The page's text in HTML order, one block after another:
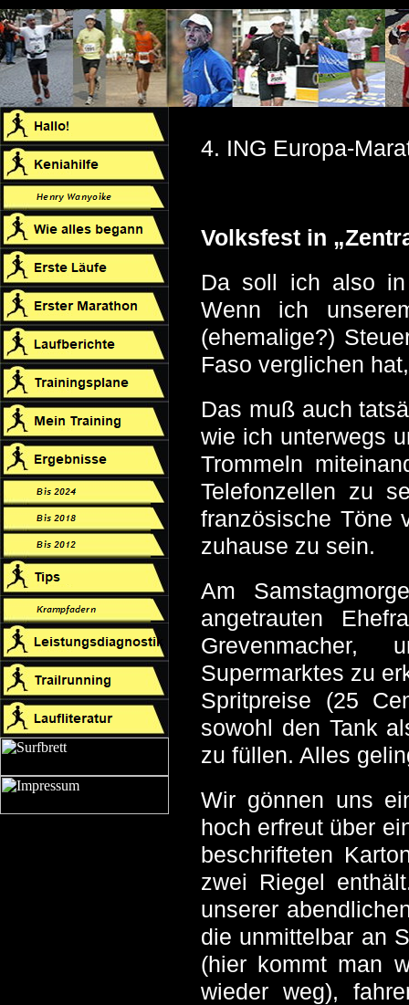
4. ING Europa-
Volksfest in
Da soll ich also in
Wenn ich
(ehemalige?)
Faso verglichen
Das muß auch
wie ich unterwegs
Trommeln
Telefonzellen zu
französische Töne
zuhause zu sein.
Am
angetrauten
Supermarktes zu
Spritpreise (25
sowohl den Tank
zu füllen. Alles
Wir gönnen uns
hoch erfreut über
beschrifteten
zwei Riegel
unserer
die unmittelbar an
(hier kommt man
wieder weg),